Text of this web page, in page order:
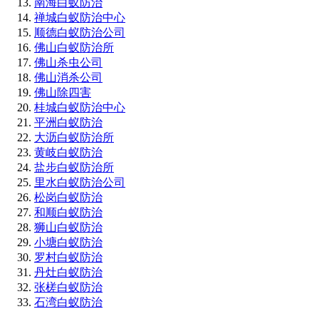
南海白蚁防治
禅城白蚁防治中心
顺德白蚁防治公司
佛山白蚁防治所
佛山杀虫公司
佛山消杀公司
佛山除四害
桂城白蚁防治中心
平洲白蚁防治
大沥白蚁防治所
黄岐白蚁防治
盐步白蚁防治所
里水白蚁防治公司
松岗白蚁防治
和顺白蚁防治
狮山白蚁防治
小塘白蚁防治
罗村白蚁防治
丹灶白蚁防治
张槎白蚁防治
石湾白蚁防治